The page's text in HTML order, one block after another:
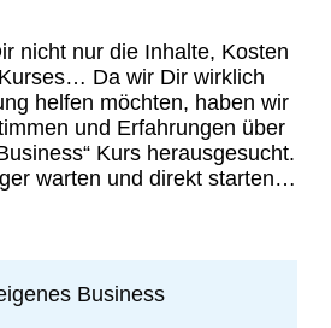
nicht nur die Inhalte, Kosten
Da wir Dir wirklich
helfen möchten, haben wir
und Erfahrungen über
Kurs herausgesucht.
warten und direkt starten…
Business